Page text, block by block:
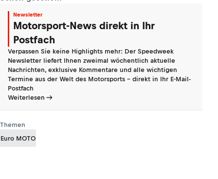
Newsletter
Motorsport-News direkt in Ihr
Postfach
Verpassen Sie keine Highlights mehr: Der Speedweek
Newsletter liefert Ihnen zweimal wöchentlich aktuelle
Nachrichten, exklusive Kommentare und alle wichtigen
Termine aus der Welt des Motorsports - direkt in Ihr E-Mail-
Postfach
Weiterlesen
Themen
Euro MOTO